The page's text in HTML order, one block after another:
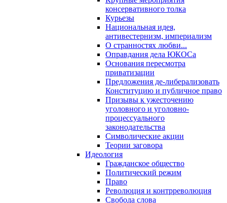
консервативного толка
Курьезы
Национальная идея,
антивестернизм, империализм
О странностях любви...
Оправдания дела ЮКОСа
Основания пересмотра
приватизации
Предложения де-либерализовать
Конституцию и публичное право
Призывы к ужесточению
уголовного и уголовно-
процессуального
законодательства
Символические акции
Теории заговора
Идеология
Гражданское общество
Политический режим
Право
Революция и контрреволюция
Свобода слова